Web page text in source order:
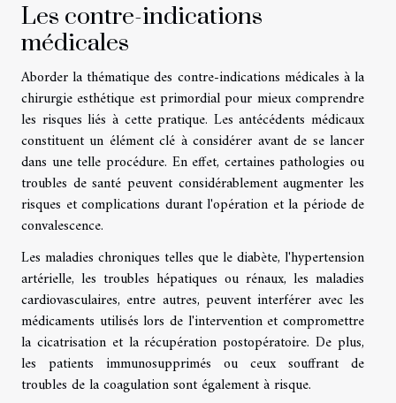
Les contre-indications
médicales
Aborder la thématique des contre-indications médicales à la
chirurgie esthétique est primordial pour mieux comprendre
les risques liés à cette pratique. Les antécédents médicaux
constituent un élément clé à considérer avant de se lancer
dans une telle procédure. En effet, certaines pathologies ou
troubles de santé peuvent considérablement augmenter les
risques et complications durant l'opération et la période de
convalescence.
Les maladies chroniques telles que le diabète, l'hypertension
artérielle, les troubles hépatiques ou rénaux, les maladies
cardiovasculaires, entre autres, peuvent interférer avec les
médicaments utilisés lors de l'intervention et compromettre
la cicatrisation et la récupération postopératoire. De plus,
les patients immunosupprimés ou ceux souffrant de
troubles de la coagulation sont également à risque.